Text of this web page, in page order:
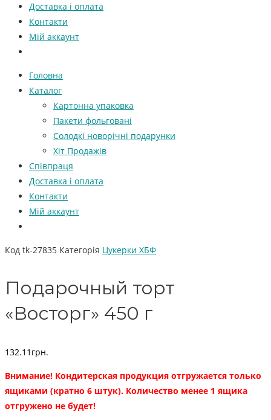
Доставка і оплата
Контакти
Мій аккаунт
Головна
Каталог
Картонна упаковка
Пакети фольговані
Солодкі новорічні подарунки
Хіт Продажів
Співпраця
Доставка і оплата
Контакти
Мій аккаунт
Код tk-27835 Категорія Цукерки ХБФ
Подарочный торт
«Восторг» 450 г
132.11 грн.
Внимание! Кондитерская продукция отгружается только
ящиками (кратно 6 штук). Количество менее 1 ящика
отгружено не будет!